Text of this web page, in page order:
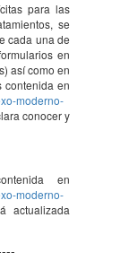
para las
se
cada una de
en
así como en
contenida en
moderno-
conocer y
en
moderno-
actualizada